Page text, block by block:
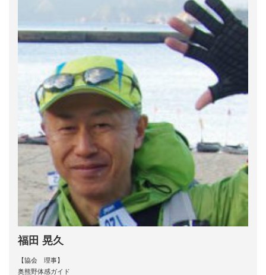
福田 晃久
【協会 理事】
奥熊野体感ガイド